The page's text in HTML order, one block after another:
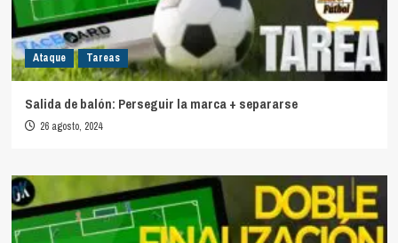
Ataque Tareas
Salida de balón: Perseguir la marca + separarse
26 agosto, 2024